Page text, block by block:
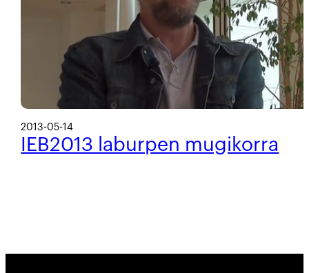
2013-05-14
IEB2013 laburpen mugikorra